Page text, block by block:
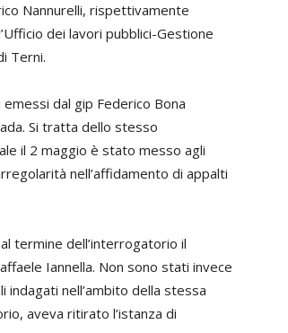
Nannurelli, rispettivamente
dei lavori pubblici-Gestione
Terni.
dal gip Federico Bona
Si tratta dello stesso
il 2 maggio è stato messo agli
nell’affidamento di appalti
termine dell’interrogatorio il
Iannella. Non sono stati invece
nell’ambito della stessa
aveva ritirato l’istanza di